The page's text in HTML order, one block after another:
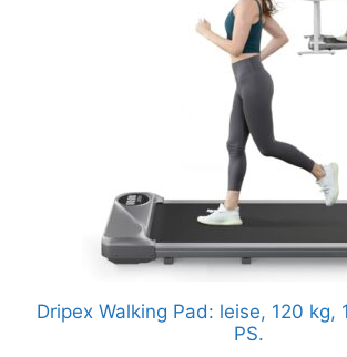
Dripex Walking Pad: leise, 120 kg,
PS.